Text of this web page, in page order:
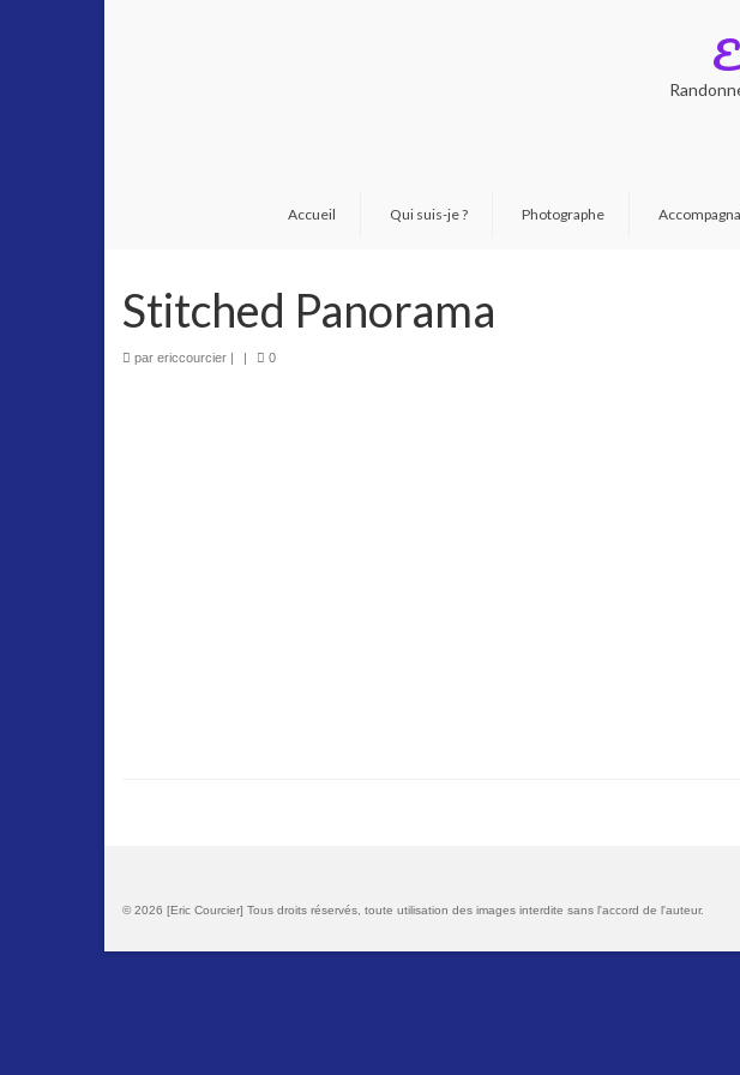
Accueil Qui suis-je ? Photographe
Stitched Panorama
par ericcourcier | | 0
© 2026 [Eric Courcier] Tous droits réservés, toute utilisation des images interdite sans l'accord de l'auteur.